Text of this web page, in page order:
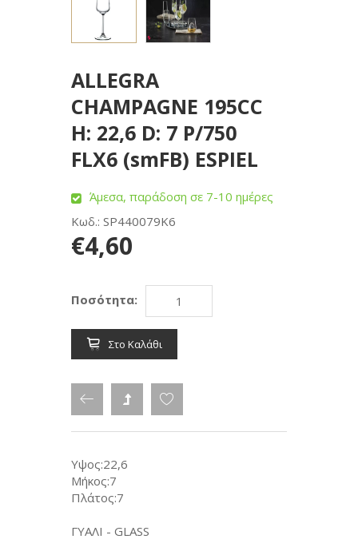
ALLEGRA
CHAMPAGNE 195CC
H: 22,6 D: 7 P/750
FLX6 (smFB) ESPIEL
Άμεσα, παράδοση σε 7-10 ημέρες
Κωδ.: SP440079K6
€4,60
Ποσότητα:
Στο Καλάθι
Υψος:22,6
Μήκος:7
Πλάτος:7
ΓΥΑΛΙ - GLASS